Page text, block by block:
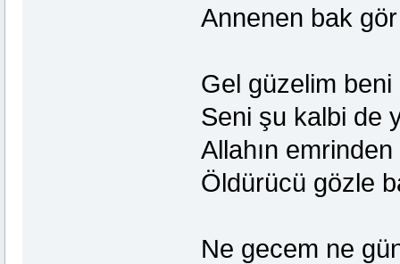
Annenen bak
Gel güzelim
Seni şu kalbi de
Allahın emrinden
Öldürücü gözle
Ne gecem ne